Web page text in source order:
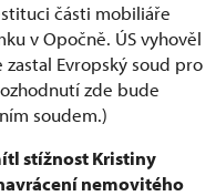
části mobiliáře
v Opočně. ÚS vyhověl
Evropský soud pro
zde bude
soudem.)
stížnost Kristiny
nemovitého